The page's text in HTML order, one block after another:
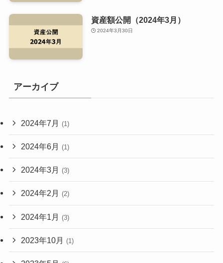
資産額公開（2024年3月）
2024年3月30日
アーカイブ
2024年7月 (1)
2024年6月 (1)
2024年3月 (3)
2024年2月 (2)
2024年1月 (3)
2023年10月 (1)